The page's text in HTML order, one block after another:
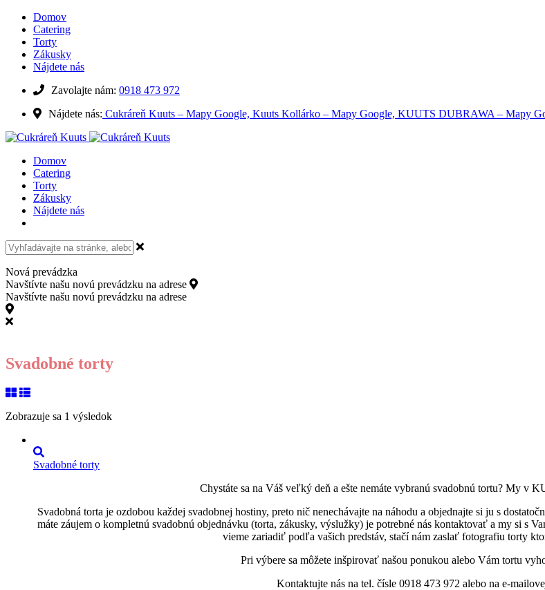
Domov
Catering
Torty
Zákusky
Nájdete nás
Zavolajte nám: 0918 473 972
Nájdete nás: Cukráreň Kuuts – Mapy Google, Kuuts Kollárko – Mapy Google, KUUTS DUBRAWA – Mapy
Domov
Catering
Torty
Zákusky
Nájdete nás
Nová prevádzka
Navštívte našu novú prevádzku na adrese
Navštívte našu novú prevádzku na adrese
Svadobné torty
Zobrazuje sa 1 výsledok
Svadobné torty
Chystáte sa na Váš veľký deň a ešte nemáte vybranú svadobnú tortu? My v
Svadobná torta je ozdobou každej svadobnej hostiny, preto nič nenechávajte na náhodu a objednajte si ju s
máte záujem o kompletnú svadobnú objednávku (torta, zákusky, výslužky) je potrebné nás kontaktovať a my si s
vieme zariadiť podľa vašich predstáv, stačí nám zaslať fotografiu torty
Pri výbere sa môžete inšpirovať našou ponukou alebo Vám tortu
Kontaktujte nás na tel. čísle 0918 473 972 alebo na e-